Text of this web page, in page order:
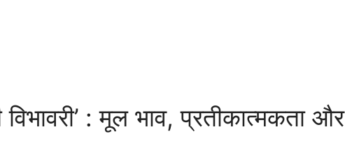
: मूल भाव, प्रतीकात्मकता और